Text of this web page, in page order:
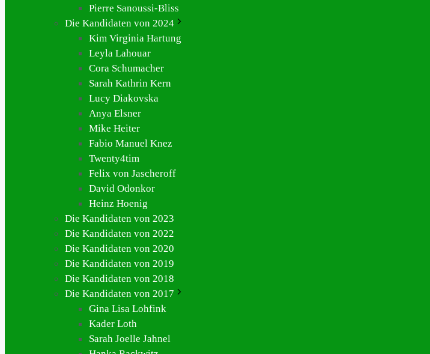
Pierre Sanoussi-Bliss
Die Kandidaten von 2024
Kim Virginia Hartung
Leyla Lahouar
Cora Schumacher
Sarah Kathrin Kern
Lucy Diakovska
Anya Elsner
Mike Heiter
Fabio Manuel Knez
Twenty4tim
Felix von Jascheroff
David Odonkor
Heinz Hoenig
Die Kandidaten von 2023
Die Kandidaten von 2022
Die Kandidaten von 2020
Die Kandidaten von 2019
Die Kandidaten von 2018
Die Kandidaten von 2017
Gina Lisa Lohfink
Kader Loth
Sarah Joelle Jahnel